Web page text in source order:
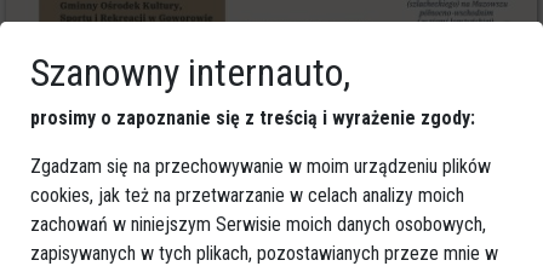
2026-02-03 12:04
Rutkowski w Ostrołęce. Zapowiadał
"hollywoodzką produkcję". Co wyszło?
[WIDEO, ZDJĘCIA]
Szanowny internauto,
prosimy o zapoznanie się z treścią i wyrażenie zgody:
Zgadzam się na przechowywanie w moim urządzeniu plików
cookies, jak też na przetwarzanie w celach analizy moich
zachowań w niniejszym Serwisie moich danych osobowych,
zapisywanych w tych plikach, pozostawianych przeze mnie w